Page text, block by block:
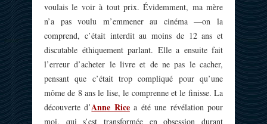
voulais le voir à tout prix. Évidemment, ma mère
n’a pas voulu m’emmener au cinéma —on la
comprend, c’était interdit au moins de 12 ans et
discutable éthiquement parlant. Elle a ensuite fait
l’erreur d’acheter le livre et de ne pas le cacher,
pensant que c’était trop compliqué pour qu’une
môme de 8 ans le lise, le comprenne et le finisse. La
découverte d’Anne Ricea été une révélation pour
moi, qui s’est transformée en obsession durant